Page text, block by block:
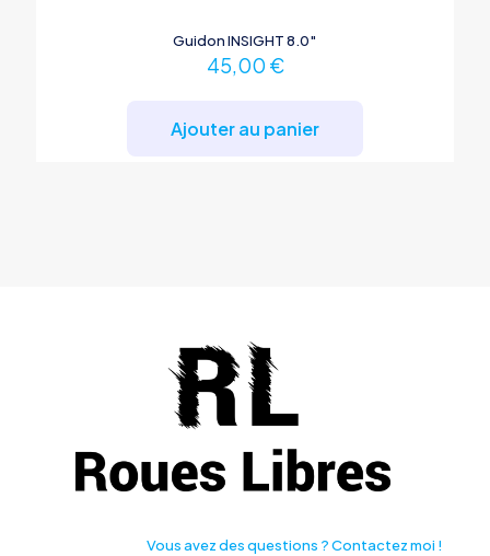
Guidon INSIGHT 8.0″
45,00 €
Ajouter au panier
Vous avez des questions ? Contactez moi !